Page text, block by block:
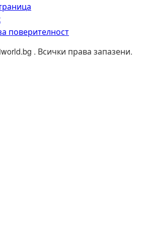
поверителност
. Всички права запазени.